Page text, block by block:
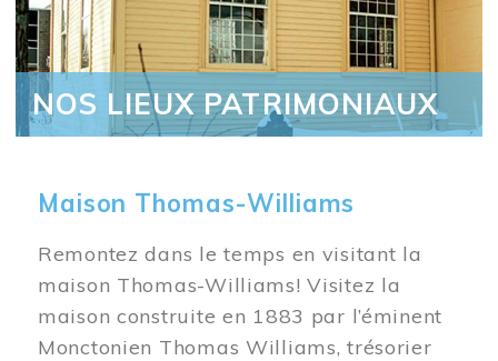
NOS LIEUX PATRIMONIAUX
Maison Thomas-Williams
Remontez dans le temps en visitant la
maison Thomas-Williams! Visitez la
maison construite en 1883 par l’éminent
Monctonien Thomas Williams, trésorier